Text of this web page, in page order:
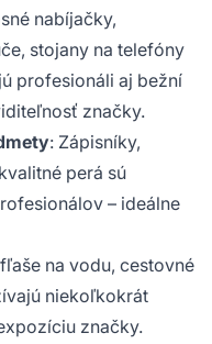
nabíjačky,
stojany na telefóny
profesionáli aj bežní
značky.
: Zápisníky,
perá sú
– ideálne
na vodu, cestovné
niekoľkokrát
značky.